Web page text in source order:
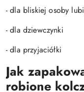
- dla bliskiej osoby
- dla dziewczynki
- dla przyjaciółki
Jak
robione